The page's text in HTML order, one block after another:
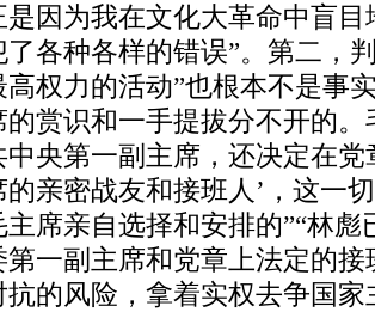
因为我在文化大革命中盲目
各种各样的错误”。第二，
权力的活动”也根本不是事
的赏识和一手提拔分不开的
央第一副主席，还决定在党
亲密战友和接班人’，这一
席亲自选择和安排的”“林
第一副主席和党章上法定的
的风险，拿着实权去争国